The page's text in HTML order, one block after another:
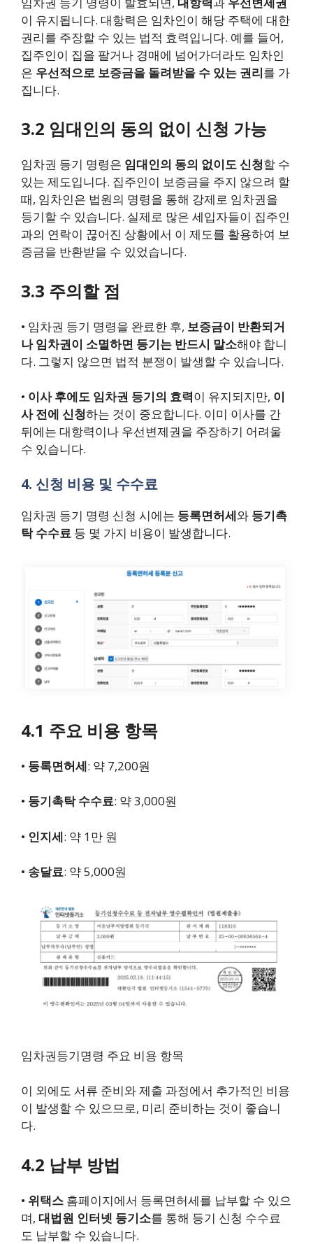
이 유지됩니다. 대항력은 임차인이 해당 주택에 대한
권리를 주장할 수 있는 법적 효력입니다. 예를 들어,
집주인이 집을 팔거나 경매에 넘어가더라도 임차인
은 우선적으로 보증금을 돌려받을 수 있는 권리를 가
집니다.
3.2 임대인의 동의 없이 신청 가능
임차권 등기 명령은 임대인의 동의 없이도 신청할 수
있는 제도입니다. 집주인이 보증금을 주지 않으려 할
때, 임차인은 법원의 명령을 통해 강제로 임차권을
등기할 수 있습니다. 실제로 많은 세입자들이 집주인
과의 연락이 끊어진 상황에서 이 제도를 활용하여 보
증금을 반환받을 수 있었습니다.
3.3 주의할 점
• 임차권 등기 명령을 완료한 후, 보증금이 반환되거
나 임차권이 소멸하면 등기는 반드시 말소해야 합니
다. 그렇지 않으면 법적 분쟁이 발생할 수 있습니다.
• 이사 후에도 임차권 등기의 효력이 유지되지만, 이
사 전에 신청하는 것이 중요합니다. 이미 이사를 간
뒤에는 대항력이나 우선변제권을 주장하기 어려울
수 있습니다.
4. 신청 비용 및 수수료
임차권 등기 명령 신청 시에는 등록면허세와 등기촉
탁 수수료 등 몇 가지 비용이 발생합니다.
4.1 주요 비용 항목
• 등록면허세: 약 7,200원
• 등기촉탁 수수료: 약 3,000원
• 인지세: 약 1만 원
• 송달료: 약 5,000원
임차권등기명령 주요 비용 항목
이 외에도 서류 준비와 제출 과정에서 추가적인 비용
이 발생할 수 있으므로, 미리 준비하는 것이 좋습니
다.
4.2 납부 방법
• 위택스 홈페이지에서 등록면허세를 납부할 수 있으
며, 대법원 인터넷 등기소를 통해 등기 신청 수수료
도 납부할 수 있습니다.